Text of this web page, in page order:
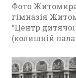
Фото
гімназія
“Центр
(колишній